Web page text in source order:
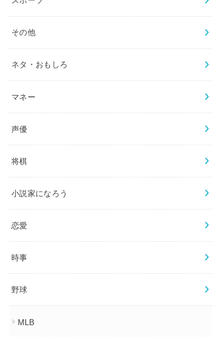
その他
ネタ・おもしろ
マネー
声優
将棋
小説家になろう
恋愛
時事
野球
MLB